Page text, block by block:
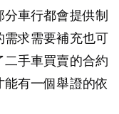
車行都會提供制
求需要補充也可
二手車買賣的合約
有一個舉證的依